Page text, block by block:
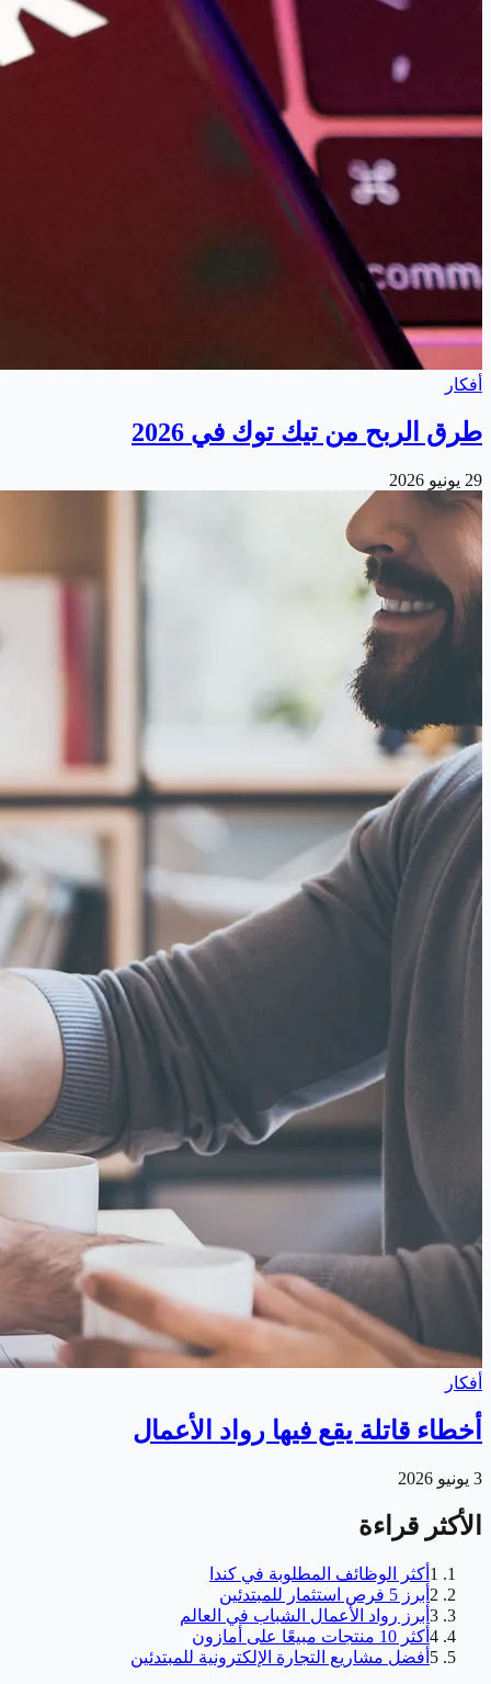
أفكار
طرق الربح من تيك توك في 2026
29 يونيو 2026
أفكار
أخطاء قاتلة يقع فيها رواد الأعمال
3 يونيو 2026
الأكثر قراءة
1 أكثر الوظائف المطلوبة في كندا
2 أبرز 5 فرص استثمار للمبتدئين
3 أبرز رواد الأعمال الشباب في العالم
4 أكثر 10 منتجات مبيعًا على أمازون
5 أفضل مشاريع التجارة الإلكترونية للمبتدئين